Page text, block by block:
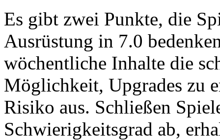
Es gibt zwei Punkte, die
Ausrüstung in 7.0
wöchentliche Inhalte die
Möglichkeit, Upgrades zu
Risiko aus. Schließen
Schwierigkeitsgrad ab,